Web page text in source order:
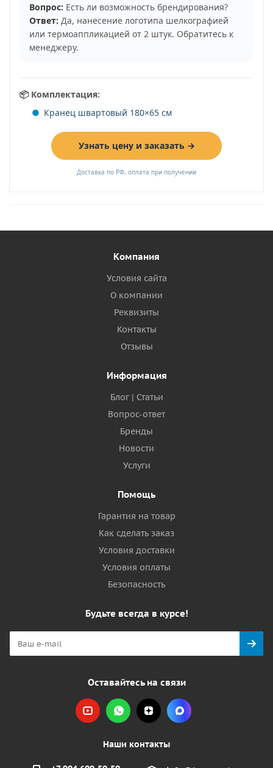
Вопрос: Есть ли возможность брендирования?
Ответ: Да, нанесение логотипа шелкографией
или термоаппликацией от 2 штук. Обратитесь к
менеджеру.
📦 Комплектация:
Кранец швартовый 180×65 см
Узнать цену и заказать →
Доставка по РФ, оплата при получении
Компания
Условия сайта
О компании
Реквизиты
Контакты
Отзывы
Информация
Блог | Статьи
Вопрос-ответ
Бренды
Новости
Услуги
Помощь
Гарантия на товар
Как сделать заказ
Условия доставки
Условия оплаты
Безопасность
Будьте всегда в курсе!
Оставайтесь на связи
Наши контакты